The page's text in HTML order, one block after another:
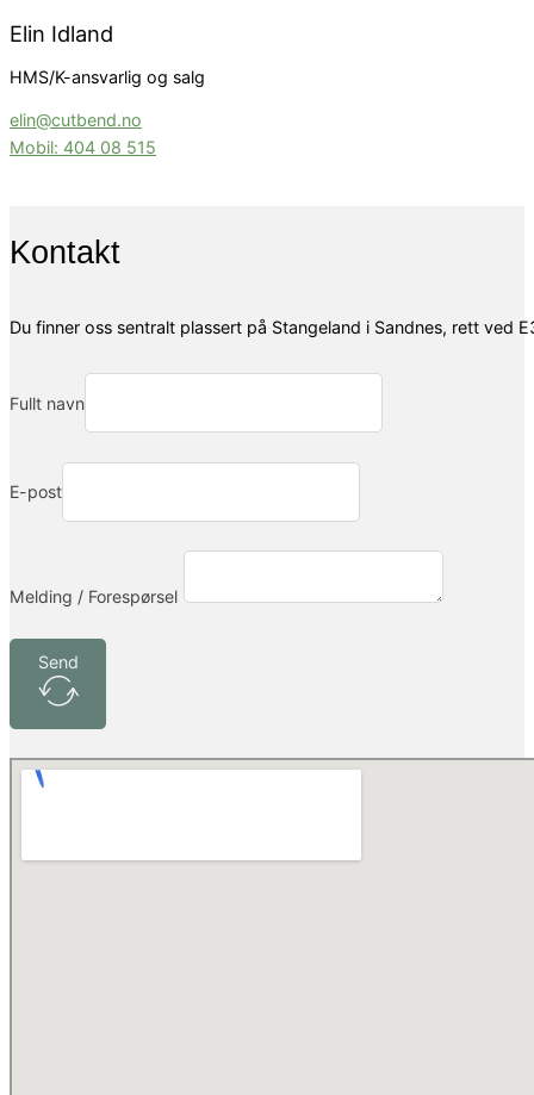
Elin Idland
HMS/K-ansvarlig og salg
elin@cutbend.no
Mobil: 404 08 515
Kontakt
Du finner oss sentralt plassert på Stangeland i Sandnes, rett
Fullt navn
E-post
Melding / Forespørsel
Send